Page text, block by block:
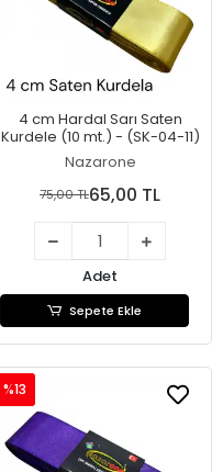
4 cm Hardal Sarı Saten
Kurdele (10 mt.) - (SK-04-11)
Nazarone
75,00 TL65,00 TL
Adet
Sepete Ekle
%13